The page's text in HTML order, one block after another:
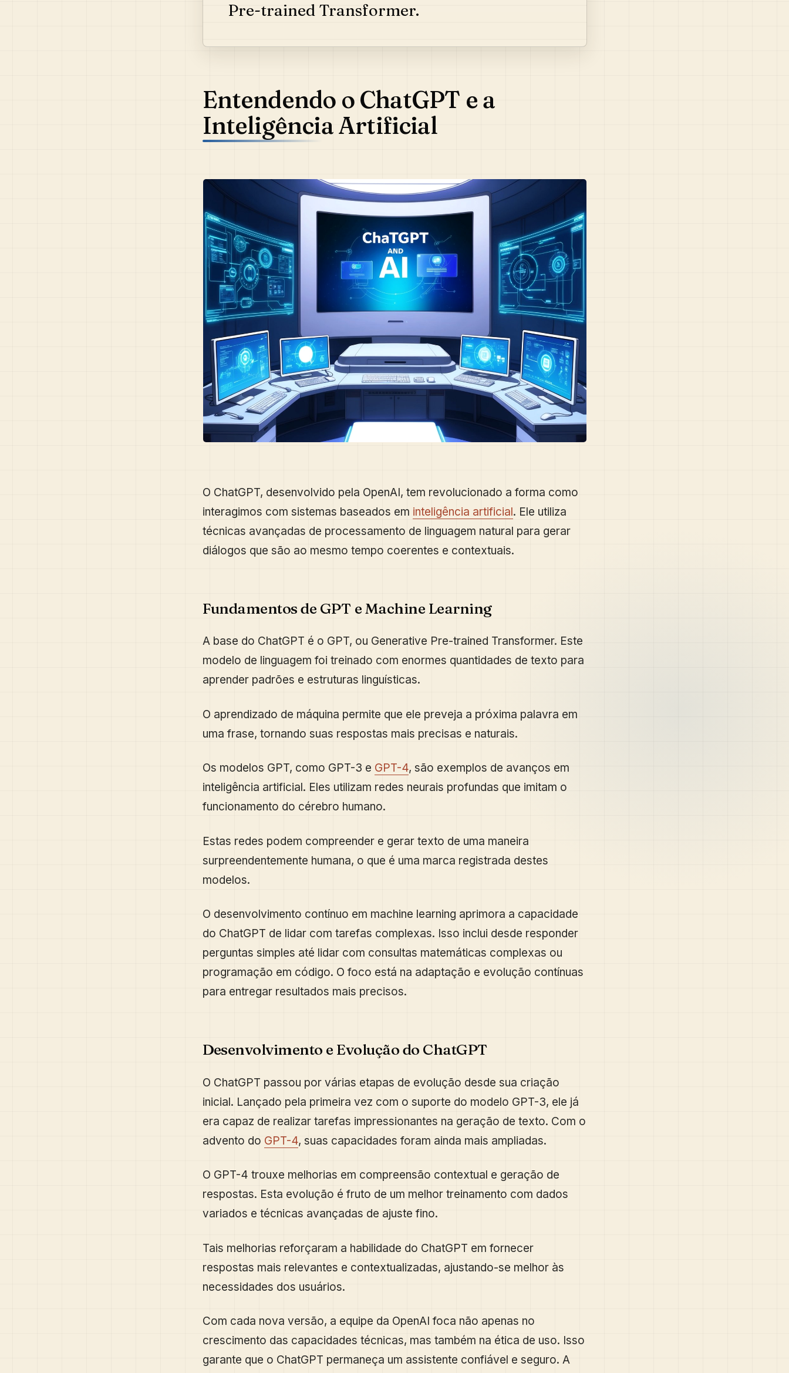
Pre-trained Transformer.
Entendendo o ChatGPT e a
Inteligência Artificial
O ChatGPT, desenvolvido pela OpenAI, tem revolucionado a forma como
interagimos com sistemas baseados em inteligência artificial. Ele utiliza
técnicas avançadas de processamento de linguagem natural para gerar
diálogos que são ao mesmo tempo coerentes e contextuais.
Fundamentos de GPT e Machine Learning
A base do ChatGPT é o GPT, ou Generative Pre-trained Transformer. Este
modelo de linguagem foi treinado com enormes quantidades de texto para
aprender padrões e estruturas linguísticas.
O aprendizado de máquina permite que ele preveja a próxima palavra em
uma frase, tornando suas respostas mais precisas e naturais.
Os modelos GPT, como GPT-3 e GPT-4, são exemplos de avanços em
inteligência artificial. Eles utilizam redes neurais profundas que imitam o
funcionamento do cérebro humano.
Estas redes podem compreender e gerar texto de uma maneira
surpreendentemente humana, o que é uma marca registrada destes
modelos.
O desenvolvimento contínuo em machine learning aprimora a capacidade
do ChatGPT de lidar com tarefas complexas. Isso inclui desde responder
perguntas simples até lidar com consultas matemáticas complexas ou
programação em código. O foco está na adaptação e evolução contínuas
para entregar resultados mais precisos.
Desenvolvimento e Evolução do ChatGPT
O ChatGPT passou por várias etapas de evolução desde sua criação
inicial. Lançado pela primeira vez com o suporte do modelo GPT-3, ele já
era capaz de realizar tarefas impressionantes na geração de texto. Com o
advento do GPT-4, suas capacidades foram ainda mais ampliadas.
O GPT-4 trouxe melhorias em compreensão contextual e geração de
respostas. Esta evolução é fruto de um melhor treinamento com dados
variados e técnicas avançadas de ajuste fino.
Tais melhorias reforçaram a habilidade do ChatGPT em fornecer
respostas mais relevantes e contextualizadas, ajustando-se melhor às
necessidades dos usuários.
Com cada nova versão, a equipe da OpenAI foca não apenas no
crescimento das capacidades técnicas, mas também na ética de uso. Isso
garante que o ChatGPT permaneça um assistente confiável e seguro. A